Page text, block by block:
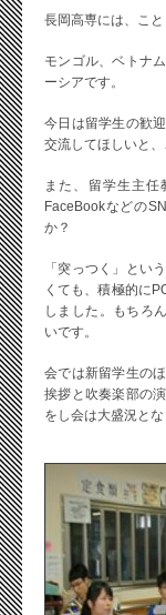
長岡高専には、こ
モンゴル、ベトナ
ーシアです。
今日は留学生の歓
交流してほしいと
また、留学生主任
FaceBookなどの
か？
「突っつく」とい
くても、積極的に
しました。もちろ
いです。
会では新留学生の
挨拶と吹奏楽部の
をし会は大盛況とな